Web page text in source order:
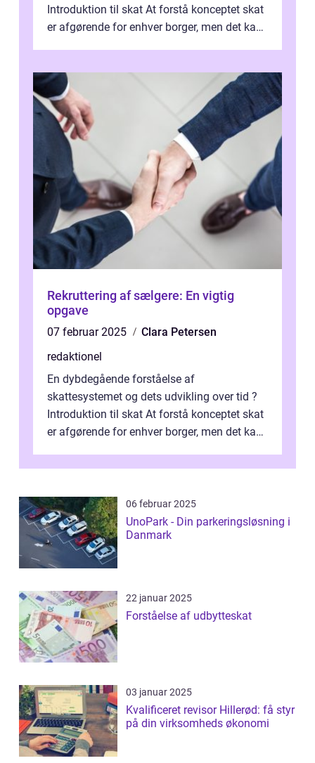
Introduktion til skat At forstå konceptet skat
er afgørende for enhver borger, men det kan
Rekruttering af sælgere: En vigtig
opgave
07 februar 2025
Clara Petersen
redaktionel
En dybdegående forståelse af
skattesystemet og dets udvikling over tid ?
Introduktion til skat At forstå konceptet skat
er afgørende for enhver borger, men det kan
06 februar 2025
UnoPark - Din parkeringsløsning i
Danmark
22 januar 2025
Forståelse af udbytteskat
03 januar 2025
Kvalificeret revisor Hillerød: få styr
på din virksomheds økonomi